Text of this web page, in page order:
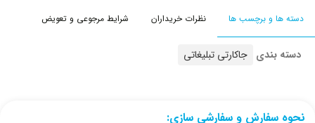
دسته ها و برچسب ها نظرات خریداران شرایط مرجوعی و تعویض
دسته بندی جاکارتی تبلیغاتی
نحوه سفارش و سفارشی سازی: